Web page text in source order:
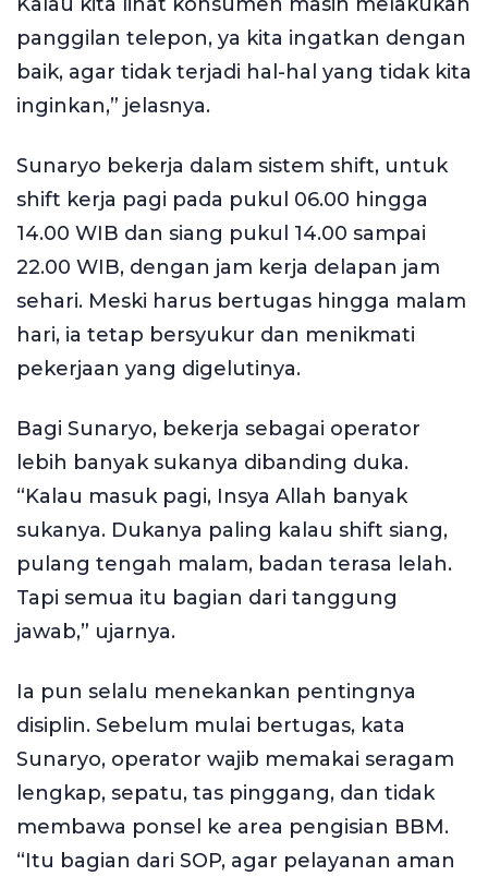
panggilan telepon, ya kita ingatkan dengan
baik, agar tidak terjadi hal-hal yang tidak kita
inginkan,” jelasnya.
Sunaryo bekerja dalam sistem shift, untuk
shift kerja pagi pada pukul 06.00 hingga
14.00 WIB dan siang pukul 14.00 sampai
22.00 WIB, dengan jam kerja delapan jam
sehari. Meski harus bertugas hingga malam
hari, ia tetap bersyukur dan menikmati
pekerjaan yang digelutinya.
Bagi Sunaryo, bekerja sebagai operator
lebih banyak sukanya dibanding duka.
“Kalau masuk pagi, Insya Allah banyak
sukanya. Dukanya paling kalau shift siang,
pulang tengah malam, badan terasa lelah.
Tapi semua itu bagian dari tanggung
jawab,” ujarnya.
Ia pun selalu menekankan pentingnya
disiplin. Sebelum mulai bertugas, kata
Sunaryo, operator wajib memakai seragam
lengkap, sepatu, tas pinggang, dan tidak
membawa ponsel ke area pengisian BBM.
“Itu bagian dari SOP, agar pelayanan aman